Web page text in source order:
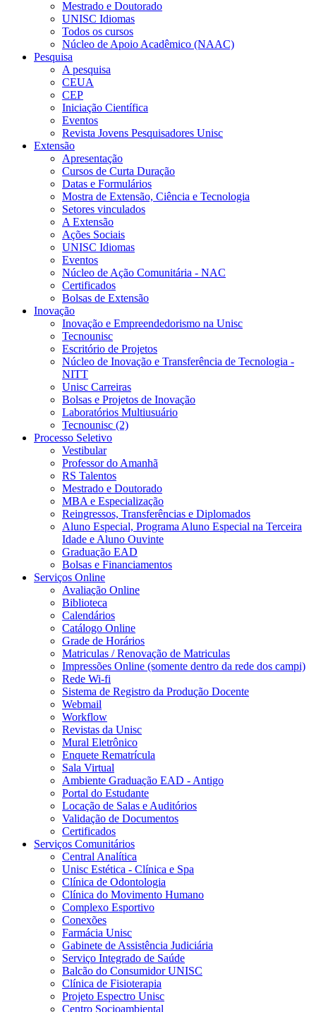
Mestrado e Doutorado
UNISC Idiomas
Todos os cursos
Núcleo de Apoio Acadêmico (NAAC)
Pesquisa
A pesquisa
CEUA
CEP
Iniciação Científica
Eventos
Revista Jovens Pesquisadores Unisc
Extensão
Apresentação
Cursos de Curta Duração
Datas e Formulários
Mostra de Extensão, Ciência e Tecnologia
Setores vinculados
A Extensão
Ações Sociais
UNISC Idiomas
Eventos
Núcleo de Ação Comunitária - NAC
Certificados
Bolsas de Extensão
Inovação
Inovação e Empreendedorismo na Unisc
Tecnounisc
Escritório de Projetos
Núcleo de Inovação e Transferência de Tecnologia -
NITT
Unisc Carreiras
Bolsas e Projetos de Inovação
Laboratórios Multiusuário
Tecnounisc (2)
Processo Seletivo
Vestibular
Professor do Amanhã
RS Talentos
Mestrado e Doutorado
MBA e Especialização
Reingressos, Transferências e Diplomados
Aluno Especial, Programa Aluno Especial na Terceira
Idade e Aluno Ouvinte
Graduação EAD
Bolsas e Financiamentos
Serviços Online
Avaliação Online
Biblioteca
Calendários
Catálogo Online
Grade de Horários
Matriculas / Renovação de Matriculas
Impressões Online (somente dentro da rede dos campi)
Rede Wi-fi
Sistema de Registro da Produção Docente
Webmail
Workflow
Revistas da Unisc
Mural Eletrônico
Enquete Rematrícula
Sala Virtual
Ambiente Graduação EAD - Antigo
Portal do Estudante
Locação de Salas e Auditórios
Validação de Documentos
Certificados
Serviços Comunitários
Central Analítica
Unisc Estética - Clínica e Spa
Clínica de Odontologia
Clínica do Movimento Humano
Complexo Esportivo
Conexões
Farmácia Unisc
Gabinete de Assistência Judiciária
Serviço Integrado de Saúde
Balcão do Consumidor UNISC
Clínica de Fisioterapia
Projeto Espectro Unisc
Centro Socioambiental